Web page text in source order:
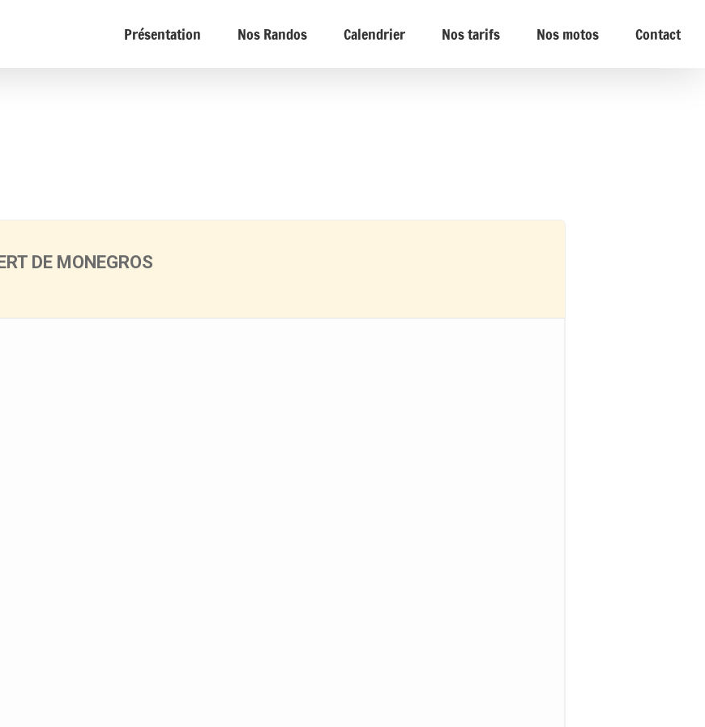
Présentation Nos Randos Calendrier Nos tarifs Nos motos Contact
DE MONEGROS